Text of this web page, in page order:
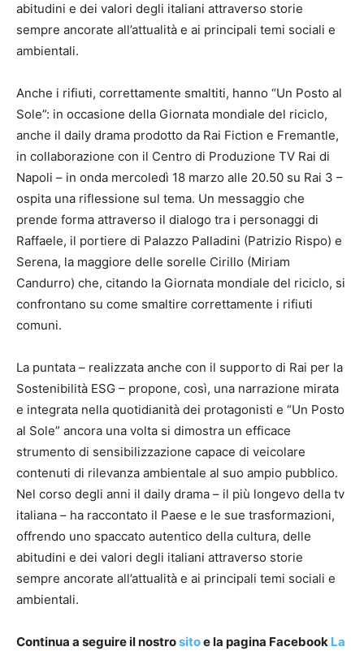
abitudini e dei valori degli italiani attraverso storie
sempre ancorate all’attualità e ai principali temi sociali e
ambientali.
Anche i rifiuti, correttamente smaltiti, hanno “Un Posto al
Sole”: in occasione della Giornata mondiale del riciclo,
anche il daily drama prodotto da Rai Fiction e Fremantle,
in collaborazione con il Centro di Produzione TV Rai di
Napoli – in onda mercoledì 18 marzo alle 20.50 su Rai 3 –
ospita una riflessione sul tema. Un messaggio che
prende forma attraverso il dialogo tra i personaggi di
Raffaele, il portiere di Palazzo Palladini (Patrizio Rispo) e
Serena, la maggiore delle sorelle Cirillo (Miriam
Candurro) che, citando la Giornata mondiale del riciclo, si
confrontano su come smaltire correttamente i rifiuti
comuni.
La puntata – realizzata anche con il supporto di Rai per la
Sostenibilità ESG – propone, così, una narrazione mirata
e integrata nella quotidianità dei protagonisti e “Un Posto
al Sole” ancora una volta si dimostra un efficace
strumento di sensibilizzazione capace di veicolare
contenuti di rilevanza ambientale al suo ampio pubblico.
Nel corso degli anni il daily drama – il più longevo della tv
italiana – ha raccontato il Paese e le sue trasformazioni,
offrendo uno spaccato autentico della cultura, delle
abitudini e dei valori degli italiani attraverso storie
sempre ancorate all’attualità e ai principali temi sociali e
ambientali.
Continua a seguire il nostrositoe la pagina Facebook La